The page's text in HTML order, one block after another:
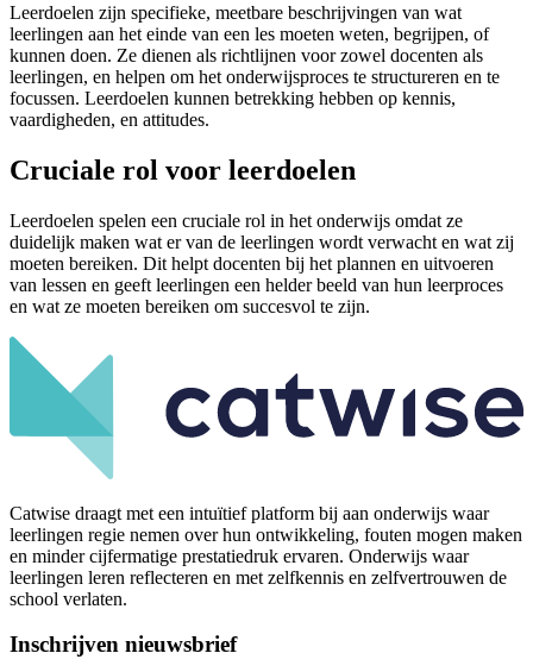
Leerdoelen zijn specifieke, meetbare beschrijvingen van wat
leerlingen aan het einde van een les moeten weten, begrijpen, of
kunnen doen. Ze dienen als richtlijnen voor zowel docenten als
leerlingen, en helpen om het onderwijsproces te structureren en te
focussen. Leerdoelen kunnen betrekking hebben op kennis,
vaardigheden, en attitudes.
Cruciale rol voor leerdoelen
Leerdoelen spelen een cruciale rol in het onderwijs omdat ze
duidelijk maken wat er van de leerlingen wordt verwacht en wat zij
moeten bereiken. Dit helpt docenten bij het plannen en uitvoeren
van lessen en geeft leerlingen een helder beeld van hun leerproces
en wat ze moeten bereiken om succesvol te zijn.
Catwise draagt met een intuïtief platform bij aan onderwijs waar
leerlingen regie nemen over hun ontwikkeling, fouten mogen maken
en minder cijfermatige prestatiedruk ervaren. Onderwijs waar
leerlingen leren reflecteren en met zelfkennis en zelfvertrouwen de
school verlaten.
Inschrijven nieuwsbrief